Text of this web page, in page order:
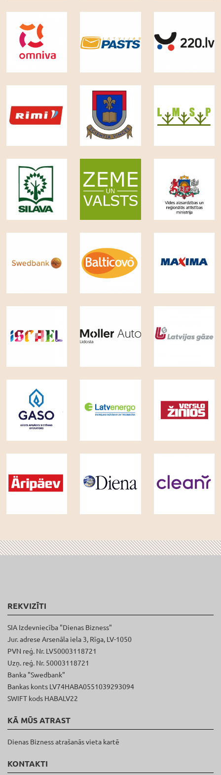
REKVIZĪTI
SIA Izdevniecība "Dienas Bizness"
Jur. adrese Arsenāla iela 3, Rīga, LV-1050
PVN reģ. Nr. LV50003118721
Uzņ. reģ. Nr. 50003118721
Banka "Swedbank"
Bankas konts LV74HABA0551039293094
SWIFT kods HABALV22
KĀ MŪS ATRAST
Dienas Bizness atrašanās vieta kartē
KONTAKTI